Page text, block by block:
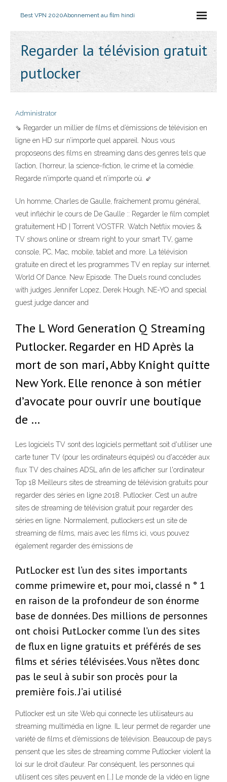
Best VPN 2020Abonnement au film hindi
Regarder la télévision gratuit
putlocker
Administrator
⇘ Regarder un millier de films et d’émissions de télévision en
ligne en HD sur n’importe quel appareil. Nous vous
proposeons des films en streaming dans des genres tels que
l’action, l’horreur, la science-fiction, le crime et la comédie.
Regarde n’importe quand et n’importe où. ⇙
Un homme, Charles de Gaulle, fraîchement promu général,
veut infléchir le cours de De Gaulle :: Regarder le film complet
gratuitement HD | Torrent VOSTFR. Watch Netflix movies &
TV shows online or stream right to your smart TV, game
console, PC, Mac, mobile, tablet and more. La télévision
gratuite en direct et les programmes TV en replay sur internet.
World Of Dance. New Episode. The Duels round concludes
with judges Jennifer Lopez, Derek Hough, NE-YO and special
guest judge dancer and
The L Word Generation Q Streaming
Putlocker. Regarder en HD Après la
mort de son mari, Abby Knight quitte
New York. Elle renonce à son métier
d’avocate pour ouvrir une boutique
de …
Les logiciels TV sont des logiciels permettant soit d'utiliser une
carte tuner TV (pour les ordinateurs équipés) ou d'accéder aux
flux TV des chaînes ADSL afin de les afficher sur l'ordinateur
Top 18 Meilleurs sites de streaming de télévision gratuits pour
regarder des séries en ligne 2018. Putlocker. C’est un autre
sites de streaming de télévision gratuit pour regarder des
séries en ligne. Normalement, putlockers est un site de
streaming de films, mais avec les films ici, vous pouvez
également regarder des émissions de
PutLocker est l’un des sites importants
comme primewire et, pour moi, classé n ° 1
en raison de la profondeur de son énorme
base de données. Des millions de personnes
ont choisi PutLocker comme l’un des sites
de flux en ligne gratuits et préférés de ses
films et séries télévisées. Vous n’êtes donc
pas le seul à subir son procès pour la
première fois. J’ai utilisé
Putlocker est un site Web qui connecte les utilisateurs au
streaming multimédia en ligne. IL leur permet de regarder une
variété de films et d’émissions de télévision. Beaucoup de pays
pensent que les sites de streaming comme Putlocker violent la
loi sur le droit d’auteur. Par conséquent, les personnes qui
utilisent ces sites peuvent en […] Le monde de la vidéo en ligne